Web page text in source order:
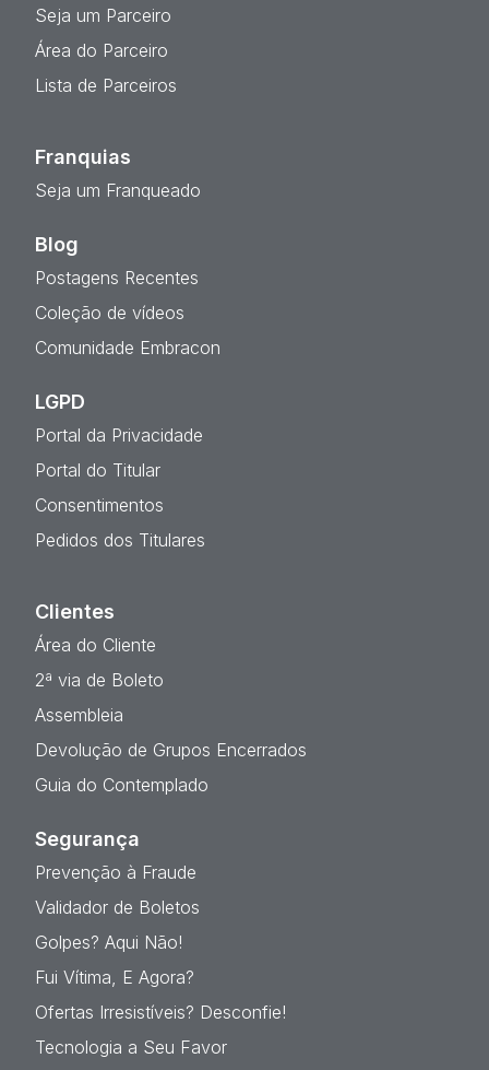
Seja um Parceiro
Área do Parceiro
Lista de Parceiros
Franquias
Seja um Franqueado
Blog
Postagens Recentes
Coleção de vídeos
Comunidade Embracon
LGPD
Portal da Privacidade
Portal do Titular
Consentimentos
Pedidos dos Titulares
Clientes
Área do Cliente
2ª via de Boleto
Assembleia
Devolução de Grupos Encerrados
Guia do Contemplado
Segurança
Prevenção à Fraude
Validador de Boletos
Golpes? Aqui Não!
Fui Vítima, E Agora?
Ofertas Irresistíveis? Desconfie!
Tecnologia a Seu Favor